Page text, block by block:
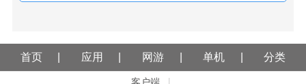
首页 应用 网游 单机 分类
客户端 |